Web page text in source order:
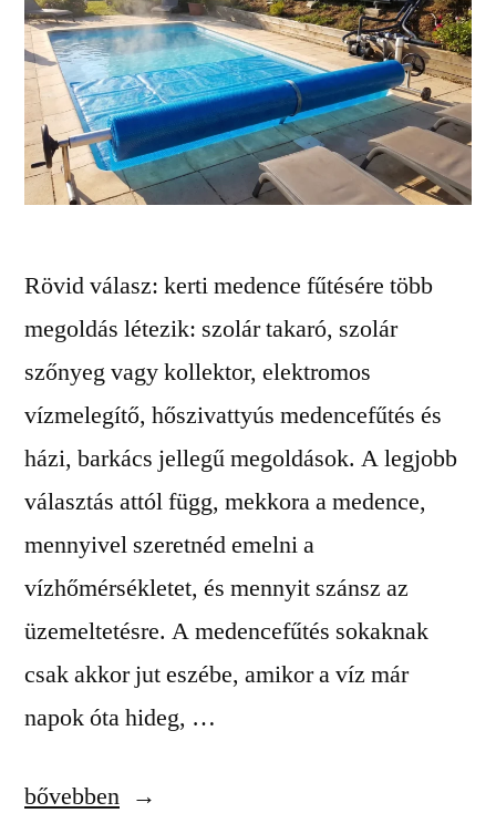
Rövid válasz: kerti medence fűtésére több
megoldás létezik: szolár takaró, szolár
szőnyeg vagy kollektor, elektromos
vízmelegítő, hőszivattyús medencefűtés és
házi, barkács jellegű megoldások. A legjobb
választás attól függ, mekkora a medence,
mennyivel szeretnéd emelni a
vízhőmérsékletet, és mennyit szánsz az
üzemeltetésre. A medencefűtés sokaknak
csak akkor jut eszébe, amikor a víz már
napok óta hideg, …
„Medencefűtés
bővebben